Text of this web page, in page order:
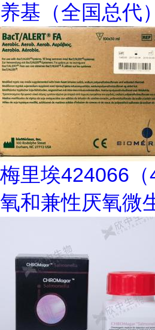
养基（全国总代
梅里埃424066
氧和兼性厌氧微